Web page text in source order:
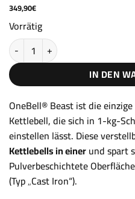
349,90€
Vorrätig
Kettlebell Verstellbar 28-48kg
IN DEN
OneBell® Beast ist die
Kettlebell, die sich in 1-kg-
einstellen lässt. Diese
Kettlebells in einerund spart
Pulverbeschichtete
(Typ „Cast Iron“).